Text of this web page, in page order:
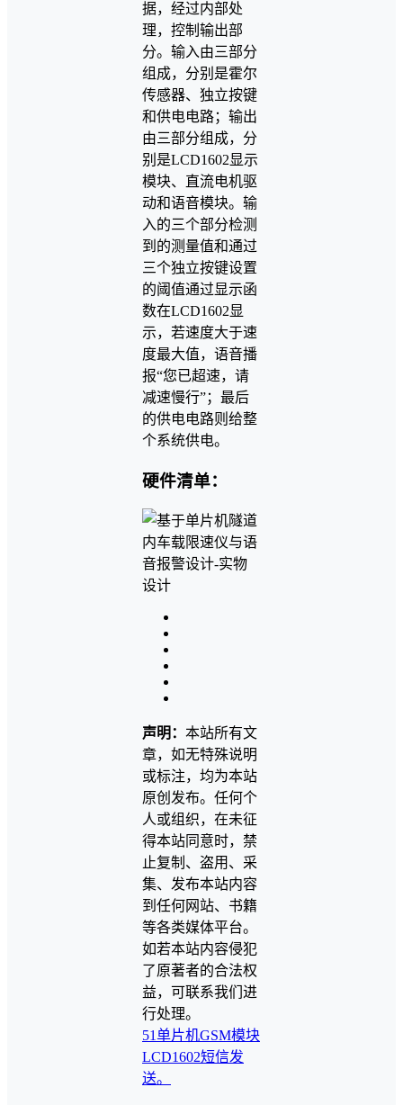
据，经过内部处
理，控制输出部
分。输入由三部分
组成，分别是霍尔
传感器、独立按键
和供电电路；输出
由三部分组成，分
别是LCD1602显示
模块、直流电机驱
动和语音模块。输
入的三个部分检测
到的测量值和通过
三个独立按键设置
的阈值通过显示函
数在LCD1602显
示，若速度大于速
度最大值，语音播
报“您已超速，请
减速慢行”；最后
的供电电路则给整
个系统供电。
硬件清单：
声明： 本站所有文
章，如无特殊说明
或标注，均为本站
原创发布。任何个
人或组织，在未征
得本站同意时，禁
止复制、盗用、采
集、发布本站内容
到任何网站、书籍
等各类媒体平台。
如若本站内容侵犯
了原著者的合法权
益，可联系我们进
行处理。
51单片机GSM模块
LCD1602短信发
送。